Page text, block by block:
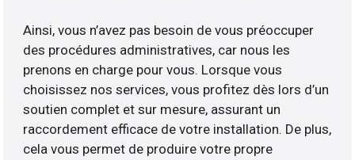
Ainsi, vous n’avez pas besoin de vous préoccuper
des procédures administratives, car nous les
prenons en charge pour vous. Lorsque vous
choisissez nos services, vous profitez dès lors d’un
soutien complet et sur mesure, assurant un
raccordement efficace de votre installation. De plus,
cela vous permet de produire votre propre